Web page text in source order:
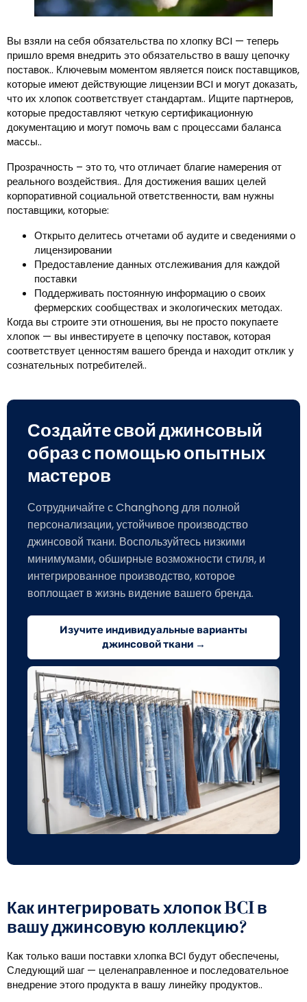
Вы взяли на себя обязательства по хлопку BCI — теперь
пришло время внедрить это обязательство в вашу цепочку
поставок.. Ключевым моментом является поиск поставщиков,
которые имеют действующие лицензии BCI и могут доказать,
что их хлопок соответствует стандартам.. Ищите партнеров,
которые предоставляют четкую сертификационную
документацию и могут помочь вам с процессами баланса
массы..
Прозрачность – это то, что отличает благие намерения от
реального воздействия.. Для достижения ваших целей
корпоративной социальной ответственности, вам нужны
поставщики, которые:
Открыто делитесь отчетами об аудите и сведениями о
лицензировании
Предоставление данных отслеживания для каждой
поставки
Поддерживать постоянную информацию о своих
фермерских сообществах и экологических методах.
Когда вы строите эти отношения, вы не просто покупаете
хлопок — вы инвестируете в цепочку поставок, которая
соответствует ценностям вашего бренда и находит отклик у
сознательных потребителей..
Создайте свой джинсовый
образ с помощью опытных
мастеров
Сотрудничайте с Changhong для полной
персонализации, устойчивое производство
джинсовой ткани. Воспользуйтесь низкими
минимумами, обширные возможности стиля, и
интегрированное производство, которое
воплощает в жизнь видение вашего бренда.
Изучите индивидуальные варианты
джинсовой ткани →
Как интегрировать хлопок BCI в
вашу джинсовую коллекцию?
Как только ваши поставки хлопка BCI будут обеспечены,
Следующий шаг — целенаправленное и последовательное
внедрение этого продукта в вашу линейку продуктов..